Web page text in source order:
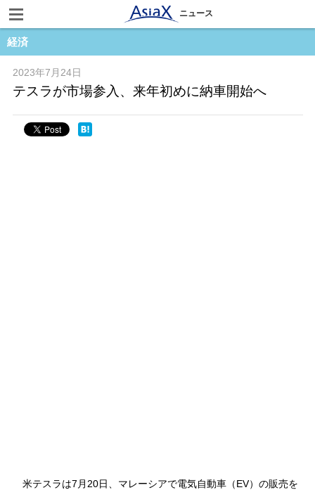
ニュース
経済
2023年7月24日
テスラが市場参入、来年初めに納車開始へ
米テスラは7月20日、マレーシアで電気自動車（EV）の販売を